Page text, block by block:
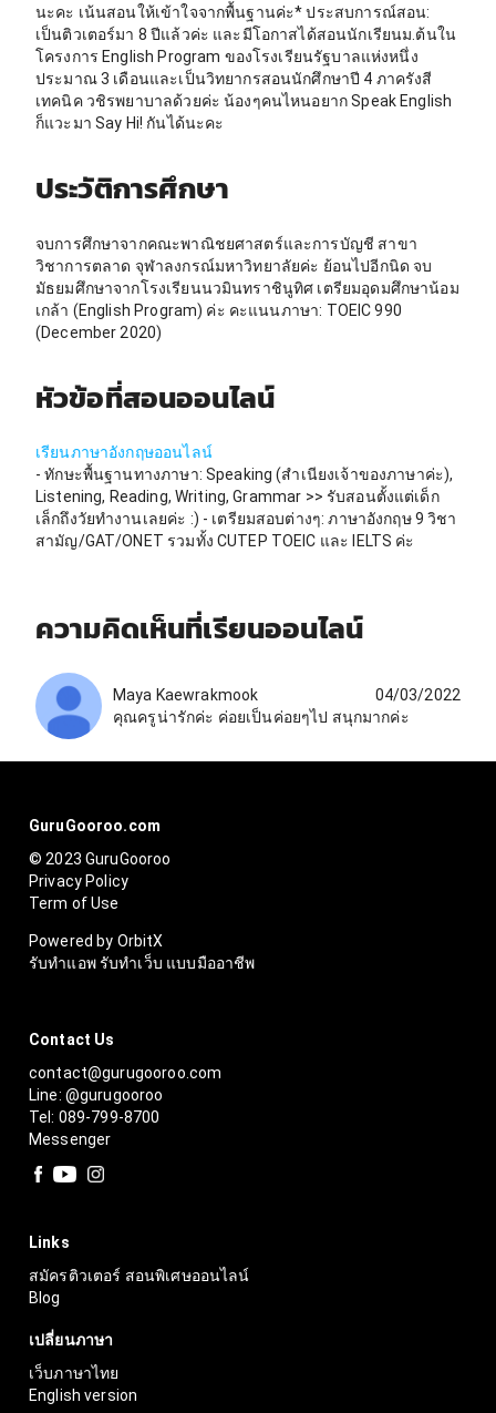
นะคะ เน้นสอนให้เข้าใจจากพื้นฐานค่ะ* ประสบการณ์สอน:
เป็นติวเตอร์มา 8 ปีแล้วค่ะ และมีโอกาสได้สอนนักเรียนม.ต้นใน
โครงการ English Program ของโรงเรียนรัฐบาลแห่งหนึ่ง
ประมาณ 3 เดือนและเป็นวิทยากรสอนนักศึกษาปี 4 ภาครังสี
เทคนิค วชิรพยาบาลด้วยค่ะ น้องๆคนไหนอยาก Speak English
ก็แวะมา Say Hi! กันได้นะคะ
ประวัติการศึกษา
จบการศึกษาจากคณะพาณิชยศาสตร์และการบัญชี สาขา
วิชาการตลาด จุฬาลงกรณ์มหาวิทยาลัยค่ะ ย้อนไปอีกนิด จบ
มัธยมศึกษาจากโรงเรียนนวมินทราชินูทิศ เตรียมอุดมศึกษาน้อม
เกล้า (English Program) ค่ะ คะแนนภาษา: TOEIC 990
(December 2020)
หัวข้อที่สอนออนไลน์
เรียนภาษาอังกฤษออนไลน์
- ทักษะพื้นฐานทางภาษา: Speaking (สำเนียงเจ้าของภาษาค่ะ),
Listening, Reading, Writing, Grammar >> รับสอนตั้งแต่เด็ก
เล็กถึงวัยทำงานเลยค่ะ :) - เตรียมสอบต่างๆ: ภาษาอังกฤษ 9 วิชา
สามัญ/GAT/ONET รวมทั้ง CUTEP TOEIC และ IELTS ค่ะ
ความคิดเห็นที่เรียนออนไลน์
Maya Kaewrakmook
04/03/2022
คุณครูน่ารักค่ะ ค่อยเป็นค่อยๆไป สนุกมากค่ะ
GuruGooroo.com
© 2023 GuruGooroo
Privacy Policy
Term of Use
Powered by OrbitX
รับทำแอพ รับทำเว็บ แบบมืออาชีพ
Contact Us
contact@gurugooroo.com
Line: @gurugooroo
Tel: 089-799-8700
Messenger
Links
สมัครติวเตอร์ สอนพิเศษออนไลน์
Blog
เปลี่ยนภาษา
เว็บภาษาไทย
English version